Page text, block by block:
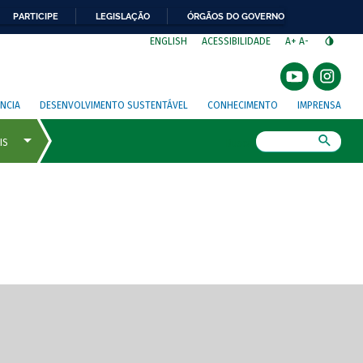
PARTICIPE LEGISLAÇÃO ÓRGÃOS DO GOVERNO
ENGLISH ACESSIBILIDADE A+ A-
DESENVOLVIMENTO SUSTENTÁVEL CONHECIMENTO IMPRENSA
de tela